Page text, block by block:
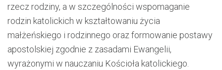
rzecz rodziny, a w szczególności wspomaganie
rodzin katolickich w kształtowaniu życia
małżeńskiego i rodzinnego oraz formowanie postawy
apostolskiej zgodnie z zasadami Ewangelii,
wyrażonymi w nauczaniu Kościoła katolickiego.